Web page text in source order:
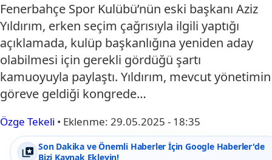
Fenerbahçe Spor Kulübü’nün eski başkanı Aziz
Yıldırım, erken seçim çağrısıyla ilgili yaptığı
açıklamada, kulüp başkanlığına yeniden aday
olabilmesi için gerekli gördüğü şartı
kamuoyuyla paylaştı. Yıldırım, mevcut yönetimin
göreve geldiği kongrede…
Özge Tekeli • Eklenme: 29.05.2025 - 18:35
Son Dakika ve Önemli Haberler İçin Google Haberler'de
Bizi Kaynak Ekleyin!